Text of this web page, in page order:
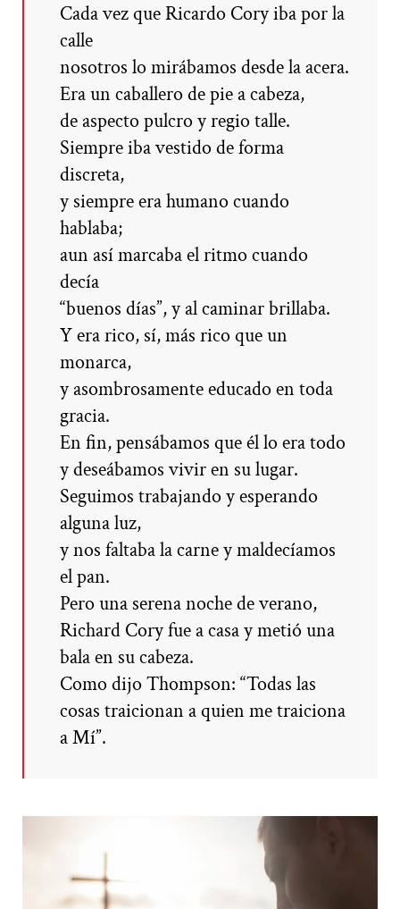
Cada vez que Ricardo Cory iba por la
calle
nosotros lo mirábamos desde la acera.
Era un caballero de pie a cabeza,
de aspecto pulcro y regio talle.
Siempre iba vestido de forma
discreta,
y siempre era humano cuando
hablaba;
aun así marcaba el ritmo cuando
decía
“buenos días”, y al caminar brillaba.
Y era rico, sí, más rico que un
monarca,
y asombrosamente educado en toda
gracia.
En fin, pensábamos que él lo era todo
y deseábamos vivir en su lugar.
Seguimos trabajando y esperando
alguna luz,
y nos faltaba la carne y maldecíamos
el pan.
Pero una serena noche de verano,
Richard Cory fue a casa y metió una
bala en su cabeza.
Como dijo Thompson: “Todas las
cosas traicionan a quien me traiciona
a Mí”.